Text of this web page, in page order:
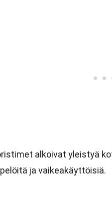
alkoivat yleistyä
ja vaikeakäyttöisiä.